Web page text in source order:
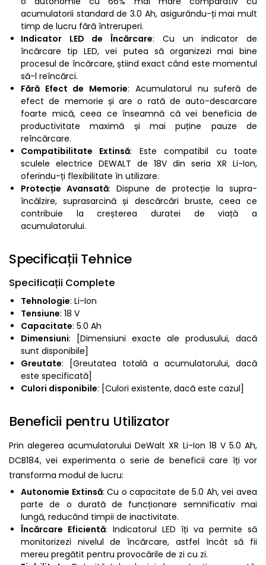
acumulatorii standard de 3.0 Ah, asigurându-ți mai mult
timp de lucru fără întreruperi.
Indicator LED de Încărcare: Cu un indicator de
încărcare tip LED, vei putea să organizezi mai bine
procesul de încărcare, știind exact când este momentul
să-l reîncărci.
Fără Efect de Memorie: Acumulatorul nu suferă de
efect de memorie și are o rată de auto-descarcare
foarte mică, ceea ce înseamnă că vei beneficia de
productivitate maximă și mai puține pauze de
reîncărcare.
Compatibilitate Extinsă: Este compatibil cu toate
sculele electrice DEWALT de 18V din seria XR Li-Ion,
oferindu-ți flexibilitate în utilizare.
Protecție Avansată: Dispune de protecție la supra-
încălzire, suprasarcină și descărcări bruste, ceea ce
contribuie la creșterea duratei de viață a
acumulatorului.
Specificații Tehnice
Specificații Complete
Tehnologie: Li-Ion
Tensiune: 18 V
Capacitate: 5.0 Ah
Dimensiuni: [Dimensiuni exacte ale produsului, dacă
sunt disponibile]
Greutate: [Greutatea totală a acumulatorului, dacă
este specificată]
Culori disponibile: [Culori existente, dacă este cazul]
Beneficii pentru Utilizator
Prin alegerea acumulatorului DeWalt XR Li-Ion 18 V 5.0 Ah,
DCB184, vei experimenta o serie de beneficii care îți vor
transforma modul de lucru:
Autonomie Extinsă: Cu o capacitate de 5.0 Ah, vei avea
parte de o durată de funcționare semnificativ mai
lungă, reducând timpii de inactivitate.
Încărcare Eficientă: Indicatorul LED îți va permite să
monitorizezi nivelul de încărcare, astfel încât să fii
mereu pregătit pentru provocările de zi cu zi.